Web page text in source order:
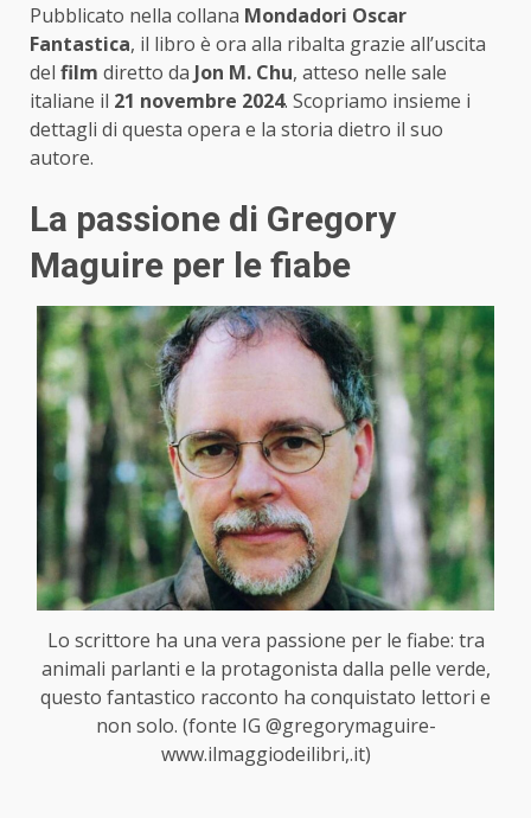
Pubblicato nella collana Mondadori Oscar
Fantastica, il libro è ora alla ribalta grazie all’uscita
del film diretto da Jon M. Chu, atteso nelle sale
italiane il 21 novembre 2024. Scopriamo insieme i
dettagli di questa opera e la storia dietro il suo
autore.
La passione di Gregory
Maguire per le fiabe
Lo scrittore ha una vera passione per le fiabe: tra
animali parlanti e la protagonista dalla pelle verde,
questo fantastico racconto ha conquistato lettori e
non solo. (fonte IG @gregorymaguire-
www.ilmaggiodeilibri,.it)